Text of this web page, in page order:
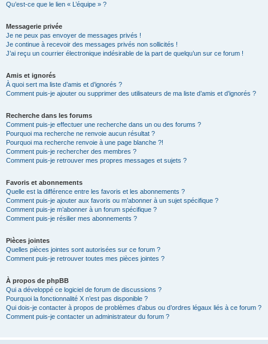
Qu’est-ce que le lien « L’équipe » ?
Messagerie privée
Je ne peux pas envoyer de messages privés !
Je continue à recevoir des messages privés non sollicités !
J’ai reçu un courrier électronique indésirable de la part de quelqu’un sur ce forum !
Amis et ignorés
À quoi sert ma liste d’amis et d’ignorés ?
Comment puis-je ajouter ou supprimer des utilisateurs de ma liste d’amis et d’ignorés ?
Recherche dans les forums
Comment puis-je effectuer une recherche dans un ou des forums ?
Pourquoi ma recherche ne renvoie aucun résultat ?
Pourquoi ma recherche renvoie à une page blanche ?!
Comment puis-je rechercher des membres ?
Comment puis-je retrouver mes propres messages et sujets ?
Favoris et abonnements
Quelle est la différence entre les favoris et les abonnements ?
Comment puis-je ajouter aux favoris ou m’abonner à un sujet spécifique ?
Comment puis-je m’abonner à un forum spécifique ?
Comment puis-je résilier mes abonnements ?
Pièces jointes
Quelles pièces jointes sont autorisées sur ce forum ?
Comment puis-je retrouver toutes mes pièces jointes ?
À propos de phpBB
Qui a développé ce logiciel de forum de discussions ?
Pourquoi la fonctionnalité X n’est pas disponible ?
Qui dois-je contacter à propos de problèmes d’abus ou d’ordres légaux liés à ce forum ?
Comment puis-je contacter un administrateur du forum ?